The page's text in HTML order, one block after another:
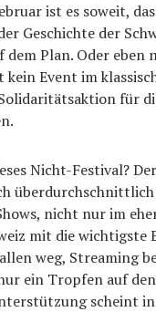
ist es soweit,
Geschichte der
dem Plan. Oder eben
kein Event im
für
Nicht-Festival?
nicht nur im
mit die wichtigste
weg, Streaming
ein Tropfen auf
scheint in